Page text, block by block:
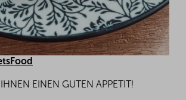
EINEN GUTEN APPETIT!